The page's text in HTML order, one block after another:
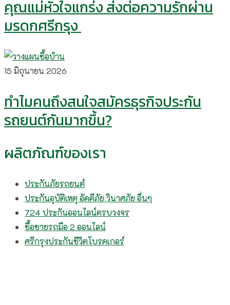
คุณแม่หัวใจแกร่ง ส่งต่อความรักผ่าน
มรดกศรีกรุง
15 มิถุนายน 2026
ทำไมคนถึงสนใจสมัครธุรกิจประกัน
รถยนต์กันมากขึ้น?
ผลิตภัณฑ์ของเรา
ประกันภัยรถยนต์
ประกันอุบัติเหตุ อัคคีภัย วินาศภัย อื่นๆ
724 ประกันออนไลน์ครบวงจร
ซื้อขายรถมือ 2 ออนไลน์
ศรีกรุงประกันชีวิตโบรคเกอร์